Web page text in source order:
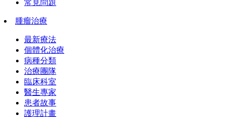
常見問題
腫瘤治療
最新療法
個體化治療
病種分類
治療團隊
臨床科室
醫生專家
患者故事
護理計畫